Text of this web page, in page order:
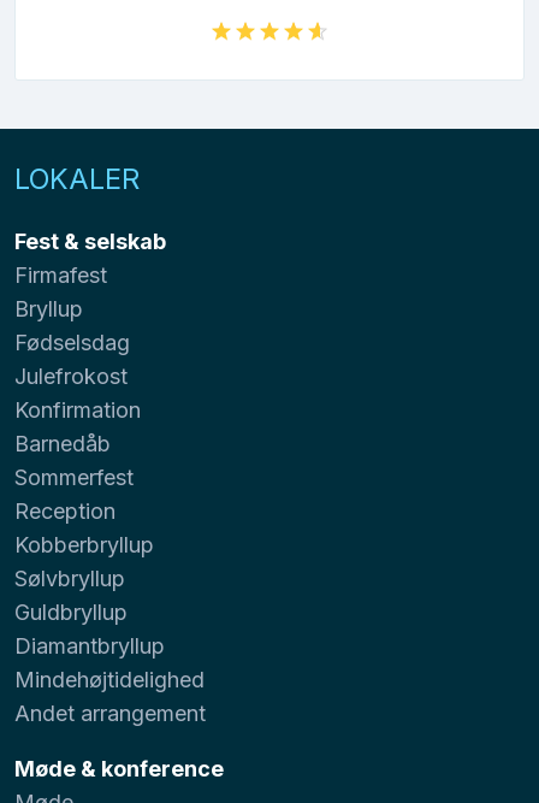
LOKALER
Fest & selskab
Firmafest
Bryllup
Fødselsdag
Julefrokost
Konfirmation
Barnedåb
Sommerfest
Reception
Kobberbryllup
Sølvbryllup
Guldbryllup
Diamantbryllup
Mindehøjtidelighed
Andet arrangement
Møde & konference